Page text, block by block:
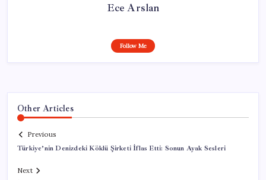
Ece Arslan
Follow Me
Other Articles
Previous
Türkiye’nin Denizdeki Köklü Şirketi İflas Etti: Sonun Ayak Sesleri
Next